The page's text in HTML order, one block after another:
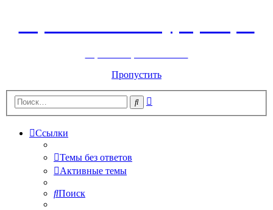
Пропустить
Поиск
Ссылки
Темы без ответов
Активные темы
Поиск